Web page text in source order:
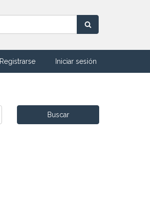
Registrarse Iniciar sesión
Buscar